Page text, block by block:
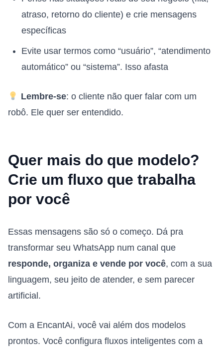
atraso, retorno do cliente) e crie mensagens
específicas
Evite usar termos como “usuário”, “atendimento
automático” ou “sistema”. Isso afasta
Lembre-se: o cliente não quer falar com um
robô. Ele quer ser entendido.
Quer mais do que modelo?
Crie um fluxo que trabalha
por você
Essas mensagens são só o começo. Dá pra
transformar seu WhatsApp num canal que
responde, organiza e vende por você, com a sua
linguagem, seu jeito de atender, e sem parecer
artificial.
Com a EncantAi, você vai além dos modelos
prontos. Você configura fluxos inteligentes com a